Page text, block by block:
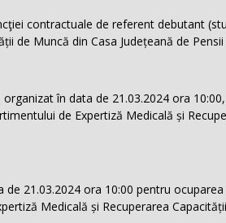
contractuale de referent debutant
de Muncă din Casa Județeană de
în data de 21.03.2024 ora
de Expertiză Medicală și
21.03.2024 ora 10:00 pentru
Medicală și Recuperarea